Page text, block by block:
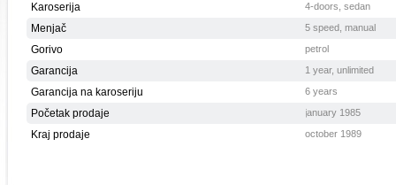
Karoserija 4-doors, sedan
Menjač 5 speed, manual
Gorivo petrol
Garancija 1 year, unlimited
Garancija na karoseriju 6 years
Početak prodaje january 1985
Kraj prodaje october 1989